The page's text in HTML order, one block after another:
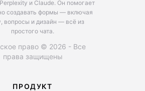
и Claude. Он помогает
создавать формы — включая
вопросы и дизайн — всё из
простого чата.
право © 2026 - Все
права защищены
ПРОДУКТ